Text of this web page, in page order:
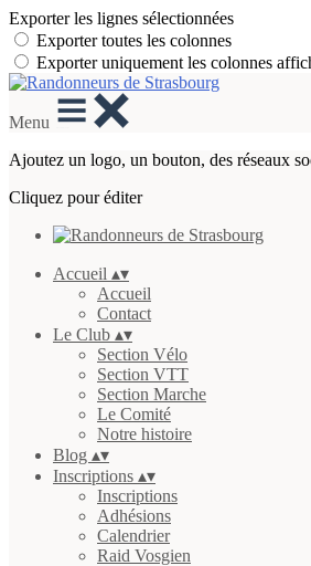
Exporter les lignes sélectionnées
Exporter toutes les colonnes
Exporter uniquement les colonnes
Menu
Ajoutez un logo, un bouton, des réseaux
Cliquez pour éditer
Accueil ▴▾
Accueil
Contact
Le Club ▴▾
Section Vélo
Section VTT
Section Marche
Le Comité
Notre histoire
Blog ▴▾
Inscriptions ▴▾
Inscriptions
Adhésions
Calendrier
Raid Vosgien